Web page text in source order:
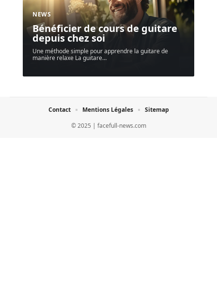
NEWS
Bénéficier de cours de guitare
depuis chez soi
Une méthode simple pour apprendre la guitare de
manière relaxe La guitare…
© 2025 | facefull-news.com
Contact Mentions Légales Sitemap